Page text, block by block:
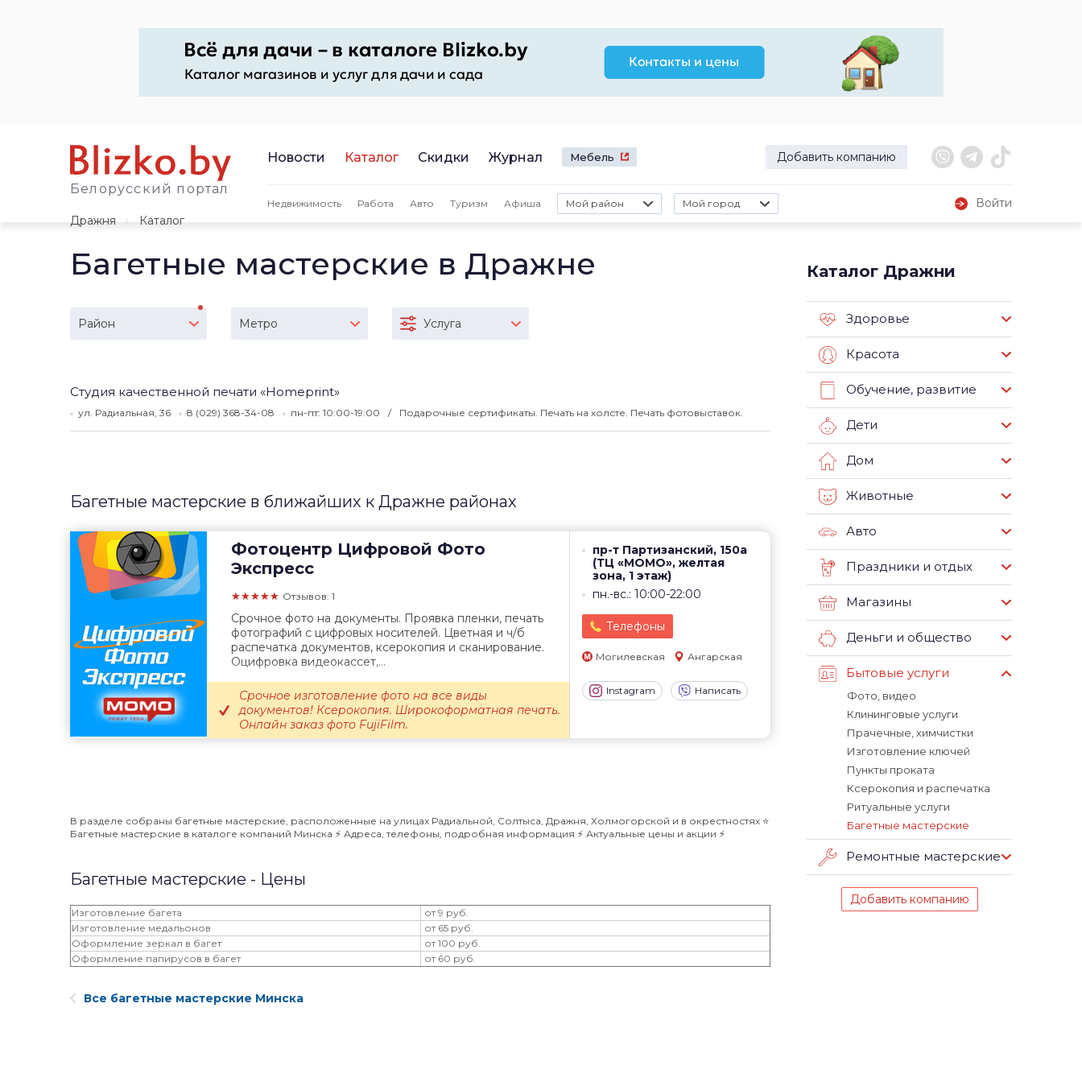
Белорусский портал
Новости Каталог Скидки Журнал Мебель Добавить компанию
Недвижимость Работа Авто Туризм Афиша Мой район Мой город
Войти
Дражня
Каталог
Багетные мастерские в Дражне
Район Метро Услуга
Студия качественной печати «Homeprint»
ул. Радиальная, 36 8 (029) 368-34-08 пн-пт: 10:00-19:00 Подарочные сертификаты. Печать на холсте. Печать фотовыставок.
Багетные мастерские в ближайших к Дражне районах
Фотоцентр Цифровой Фото
Экспресс
★★★★★ Отзывов: 1
пр-т Партизанский, 150а
(ТЦ «МОМО», желтая
зона, 1 этаж)
пн.-вс.: 10:00-22:00
Телефоны
Могилевская Ангарская
Instagram Написать
Срочное фото на документы. Проявка пленки, печать
фотографий с цифровых носителей. Цветная и ч/б
распечатка документов, ксерокопия и сканирование.
Оцифровка видеокассет,...
Срочное изготовление фото на все виды
документов! Ксерокопия. Широкоформатная печать.
Онлайн заказ фото FujiFilm.
В разделе собраны багетные мастерские, расположенные на улицах Радиальной, Солтыса, Дражня, Холмогорской и в окрестностях ⭐️
Багетные мастерские в каталоге компаний Минска ⚡️ Адреса, телефоны, подробная информация ⚡️ Актуальные цены и акции ⚡️
Багетные мастерские - Цены
Изготовление багета
от 9 руб.
Изготовление медальонов
от 65 руб.
Оформление зеркал в багет
от 100 руб.
Оформление папирусов в багет
от 60 руб.
Все багетные мастерские Минска
Каталог Дражни
Здоровье
Красота
Обучение, развитие
Дети
Дом
Животные
Авто
Праздники и отдых
Магазины
Деньги и общество
Бытовые услуги
Фото, видео
Клининговые услуги
Прачечные, химчистки
Изготовление ключей
Пункты проката
Ксерокопия и распечатка
Ритуальные услуги
Багетные мастерские
Ремонтные мастерские
Добавить компанию